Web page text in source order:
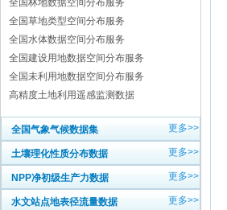
全国林地数据空间分布服务
全国草地类型空间分布服务
全国水体数据空间分布服务
全国建设用地数据空间分布服务
全国未利用地数据空间分布服务
高精度土地利用遥感监测数据
全国气象气候数据集 更多>>
土壤理化性质分布数据 更多>>
NPP净初级生产力数据 更多>>
水文站点地表径流量数据 更多>>